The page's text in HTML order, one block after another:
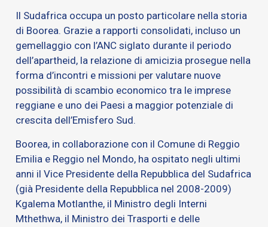
Il Sudafrica occupa un posto particolare nella storia
di Boorea. Grazie a rapporti consolidati, incluso un
gemellaggio con l’ANC siglato durante il periodo
dell’apartheid, la relazione di amicizia prosegue nella
forma d’incontri e missioni per valutare nuove
possibilità di scambio economico tra le imprese
reggiane e uno dei Paesi a maggior potenziale di
crescita dell’Emisfero Sud.
Boorea, in collaborazione con il Comune di Reggio
Emilia e Reggio nel Mondo, ha ospitato negli ultimi
anni il Vice Presidente della Repubblica del Sudafrica
(già Presidente della Repubblica nel 2008-2009)
Kgalema Motlanthe, il Ministro degli Interni
Mthethwa, il Ministro dei Trasporti e delle